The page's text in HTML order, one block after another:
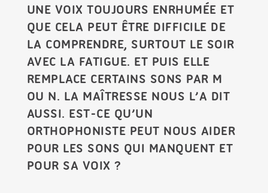
UNE VOIX TOUJOURS ENRHUMÉE ET
QUE CELA PEUT ÊTRE DIFFICILE DE
LA COMPRENDRE, SURTOUT LE SOIR
AVEC LA FATIGUE. ET PUIS ELLE
REMPLACE CERTAINS SONS PAR M
OU N. LA MAÎTRESSE NOUS L’A DIT
AUSSI. EST-CE QU’UN
ORTHOPHONISTE PEUT NOUS AIDER
POUR LES SONS QUI MANQUENT ET
POUR SA VOIX ?